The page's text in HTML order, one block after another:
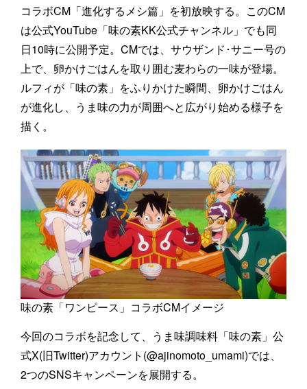
コラボCM「進化するメシ篇」を初放映する。このCM
は公式YouTube「味の素KK公式チャンネル」でも同
日10時に公開予定。CMでは、サウザンド･サニー号の
上で、卵かけごはんを取り囲む麦わらの一味が登場。
ルフィが「味の素」をふりかけた瞬間、卵かけごはん
が進化し、うま味の力が周囲へと広がり始める様子を
描く。
味の素「ワンピース」コラボCMイメージ
今回のコラボを記念して、うま味調味料「味の素」公
式X(旧Twitter)アカウント(@ajinomoto_umami)では、
2つのSNSキャンペーンを展開する。